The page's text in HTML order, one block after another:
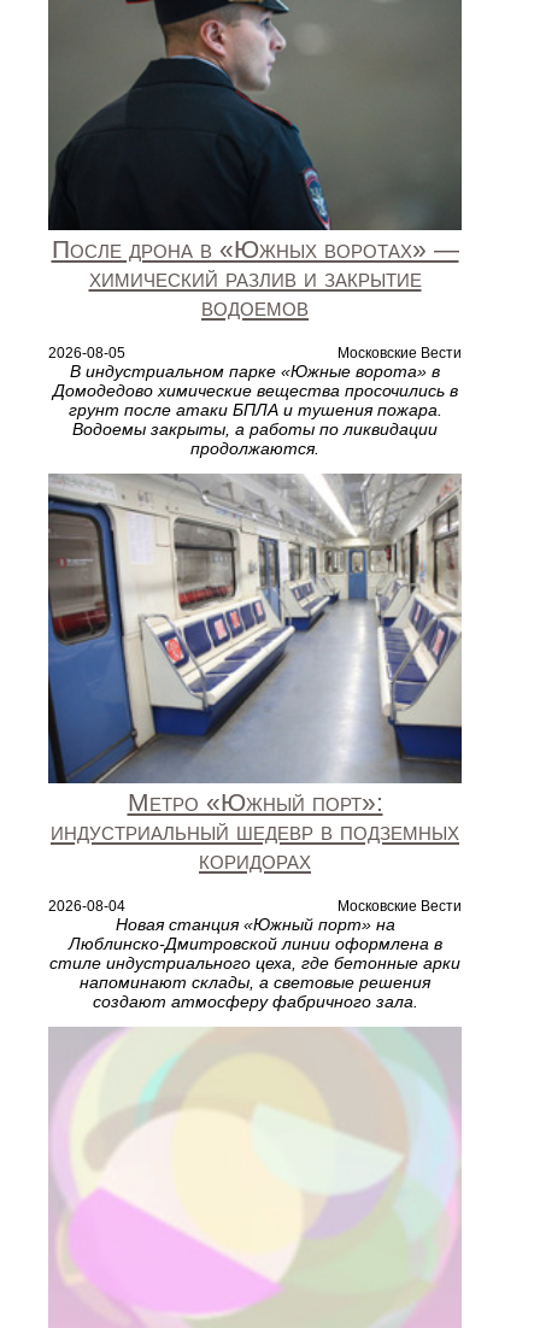
После дрона в «Южных воротах» —
химический разлив и закрытие
водоемов
2026-08-05 Московские Вести
В индустриальном парке «Южные ворота» в
Домодедово химические вещества просочились в
грунт после атаки БПЛА и тушения пожара.
Водоемы закрыты, а работы по ликвидации
продолжаются.
Метро «Южный порт»:
индустриальный шедевр в подземных
коридорах
2026-08-04 Московские Вести
Новая станция «Южный порт» на
Люблинско‑Дмитровской линии оформлена в
стиле индустриального цеха, где бетонные арки
напоминают склады, а световые решения
создают атмосферу фабричного зала.